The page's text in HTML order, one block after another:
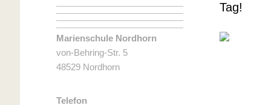
Tag!
Marienschule Nordhorn
von-Behring-Str. 5
48529 Nordhorn
Telefon